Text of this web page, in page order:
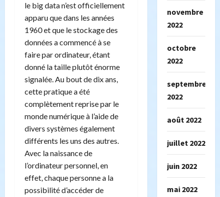
le big data n’est officiellement
apparu que dans les années
1960 et que le stockage des
données a commencé à se
faire par ordinateur, étant
donné la taille plutôt énorme
signalée. Au bout de dix ans,
cette pratique a été
complètement reprise par le
monde numérique à l’aide de
divers systèmes également
différents les uns des autres.
Avec la naissance de
l’ordinateur personnel, en
effet, chaque personne a la
possibilité d’accéder de
novembre
2022
octobre
2022
septembre
2022
août 2022
juillet 2022
juin 2022
mai 2022